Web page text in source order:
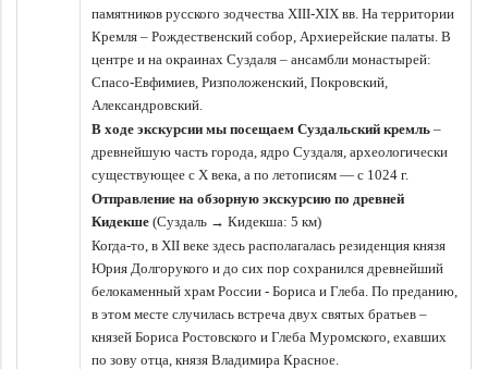
памятников русского зодчества XIII-XIX вв. На территории
Кремля – Рождественский собор, Архиерейские палаты. В
центре и на окраинах Суздаля – ансамбли монастырей:
Спасо-Евфимиев, Ризположенский, Покровский,
Александровский.
В ходе экскурсии мы посещаем Суздальский кремль –
древнейшую часть города, ядро Суздаля, археологически
существующее с X века, а по летописям — с 1024 г.
Отправление на обзорную экскурсию по древней
Кидекше (Суздаль → Кидекша: 5 км)
Когда-то, в XII веке здесь располагалась резиденция князя
Юрия Долгорукого и до сих пор сохранился древнейший
белокаменный храм России - Бориса и Глеба. По преданию,
в этом месте случилась встреча двух святых братьев –
князей Бориса Ростовского и Глеба Муромского, ехавших
по зову отца, князя Владимира Красное.